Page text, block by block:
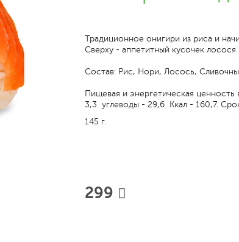
Традиционное онигири из риса и
Сверху - аппетитный кусочек лосося
Состав: Рис, Нори, Лосось,
Пищевая и энергетическая
3,3 углеводы - 29,6 Ккал - 160,7.
145 г.
299